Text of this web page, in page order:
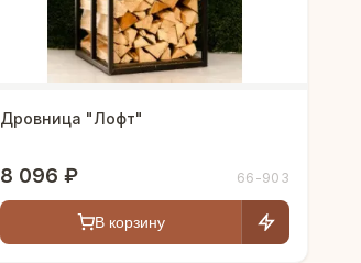
Дровница "Лофт"
8 096 ₽ 66-903
В корзину